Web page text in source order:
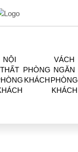
NỘI
THẤT PHÒNG
KHÁCH
VÁCH
NGĂN
PHÒNG
KHÁCH